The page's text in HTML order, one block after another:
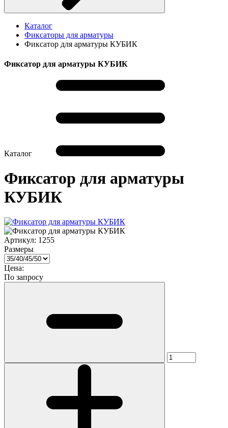
Каталог
Фиксаторы для арматуры
Фиксатор для арматуры КУБИК
Фиксатор для арматуры КУБИК
Каталог
Фиксатор для арматуры
КУБИК
Артикул: 1255
Размеры
Цена:
По запросу